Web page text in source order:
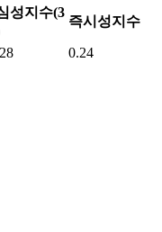
성지수(3
즉시성지수
0.24